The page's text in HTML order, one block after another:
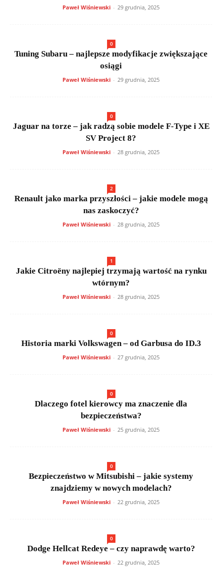
Paweł Wiśniewski - 29 grudnia, 2025
0
Tuning Subaru – najlepsze modyfikacje zwiększające
osiągi
Paweł Wiśniewski - 29 grudnia, 2025
0
Jaguar na torze – jak radzą sobie modele F-Type i XE
SV Project 8?
Paweł Wiśniewski - 28 grudnia, 2025
2
Renault jako marka przyszłości – jakie modele mogą
nas zaskoczyć?
Paweł Wiśniewski - 28 grudnia, 2025
1
Jakie Citroëny najlepiej trzymają wartość na rynku
wtórnym?
Paweł Wiśniewski - 28 grudnia, 2025
0
Historia marki Volkswagen – od Garbusa do ID.3
Paweł Wiśniewski - 27 grudnia, 2025
0
Dlaczego fotel kierowcy ma znaczenie dla
bezpieczeństwa?
Paweł Wiśniewski - 25 grudnia, 2025
0
Bezpieczeństwo w Mitsubishi – jakie systemy
znajdziemy w nowych modelach?
Paweł Wiśniewski - 22 grudnia, 2025
0
Dodge Hellcat Redeye – czy naprawdę warto?
Paweł Wiśniewski - 22 grudnia, 2025